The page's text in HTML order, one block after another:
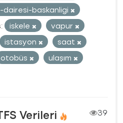
dairesi-baskanligi
iskele
vapur
istasyon
saat
otobüs
ulaşım
Verileri
39